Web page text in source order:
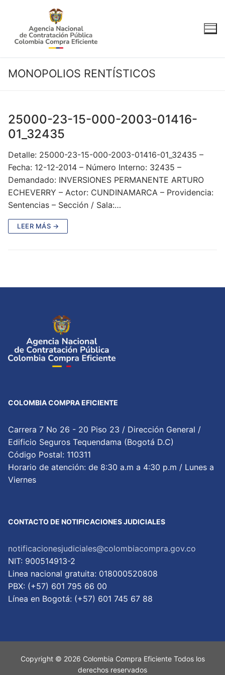
contenido
MONOPOLIOS RENTÍSTICOS
25000-23-15-000-2003-01416-
01_32435
Detalle: 25000-23-15-000-2003-01416-01_32435 –
Fecha: 12-12-2014 – Número Interno: 32435 –
Demandado: INVERSIONES PERMANENTE ARTURO
ECHEVERRY – Actor: CUNDINAMARCA – Providencia:
Sentencias – Sección / Sala:…
LEER MÁS →
COLOMBIA COMPRA EFICIENTE
Carrera 7 No 26 - 20 Piso 23 / Dirección General /
Edificio Seguros Tequendama (Bogotá D.C)
Código Postal: 110311
Horario de atención: de 8:30 a.m a 4:30 p.m / Lunes a
Viernes
CONTACTO DE NOTIFICACIONES JUDICIALES
notificacionesjudiciales@colombiacompra.gov.co
NIT: 900514913-2
Linea nacional gratuita: 018000520808
PBX: (+57) 601 795 66 00
Lí­nea en Bogotá: (+57) 601 745 67 88
Copyright © 2026 Colombia Compra Eficiente Todos los
derechos reservados